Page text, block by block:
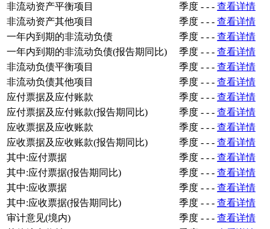
非流动资产平衡项目
季度 - - - 查看详情
非流动资产其他项目
季度 - - - 查看详情
一年内到期的非流动负债
季度 - - - 查看详情
一年内到期的非流动负债(报告期同比)
季度 - - - 查看详情
非流动负债平衡项目
季度 - - - 查看详情
非流动负债其他项目
季度 - - - 查看详情
应付票据及应付账款
季度 - - - 查看详情
应付票据及应付账款(报告期同比)
季度 - - - 查看详情
应收票据及应收账款
季度 - - - 查看详情
应收票据及应收账款(报告期同比)
季度 - - - 查看详情
其中:应付票据
季度 - - - 查看详情
其中:应付票据(报告期同比)
季度 - - - 查看详情
其中:应收票据
季度 - - - 查看详情
其中:应收票据(报告期同比)
季度 - - - 查看详情
审计意见(境内)
季度 - - - 查看详情